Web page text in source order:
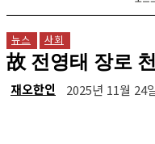
뉴스 사회
故 전영태 장로
재오한인 2025년 11월 24